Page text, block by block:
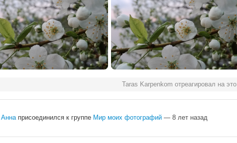
Taras Karpenkom отреагировал на это
Аннаприсоединился к группе Мир моих фотографий — 8 лет назад